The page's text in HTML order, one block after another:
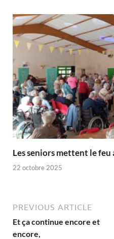
Les seniors mettent le feu
22 octobre 2025
PREVIOUS ARTICLE
Et ça continue encore et
encore,